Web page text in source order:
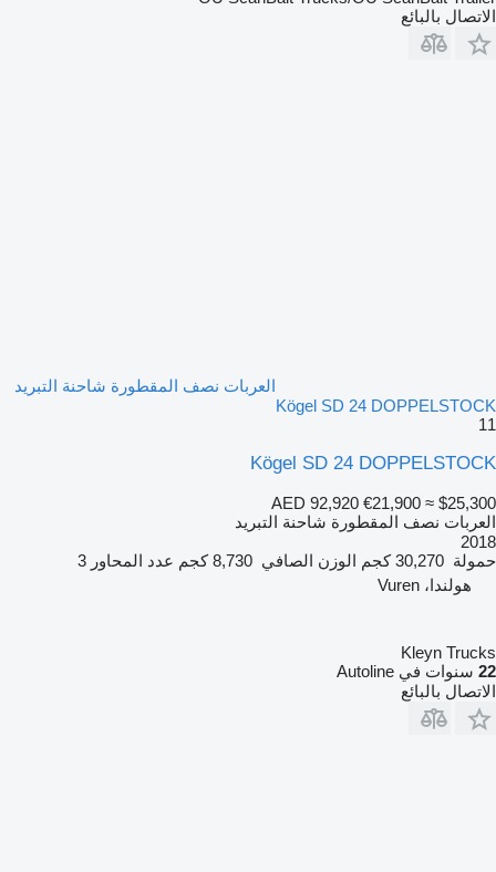
الاتصال بالبائع
العربات نصف المقطورة شاحنة التبريد
Kögel SD 24 DOPPELSTOCK
11
Kögel SD 24 DOPPELSTOCK
AED 92,920 €21,900 ≈ $25,300
العربات نصف المقطورة شاحنة التبريد
2018
حمولة 30,270 كجم الوزن الصافي 8,730 كجم عدد المحاور 3
هولندا، Vuren
Kleyn Trucks
22 سنوات في Autoline
الاتصال بالبائع